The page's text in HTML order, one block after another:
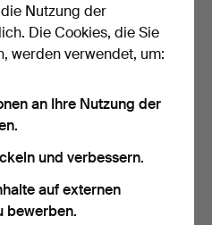
KAFFELÖFFEL, 6 Stk.,
Silber, "Disa", Mgab,…
1 Tag
3 Gebote
Nutzung der
Die Cookies, die Sie
werden verwendet, um:
an Ihre Nutzung der
und verbessern.
auf externen
bewerben.